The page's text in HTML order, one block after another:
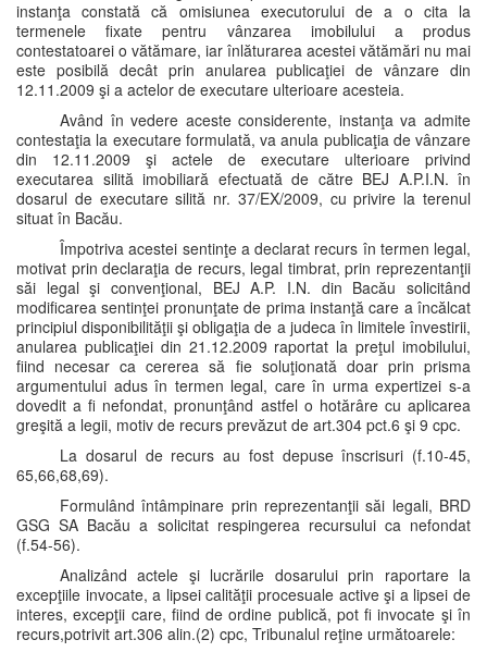
instanţa constată că omisiunea executorului de a o cita la
termenele fixate pentru vânzarea imobilului a produs
contestatoarei o vătămare, iar înlăturarea acestei vătămări nu mai
este posibilă decât prin anularea publicaţiei de vânzare din
12.11.2009 şi a actelor de executare ulterioare acesteia.
Având în vedere aceste considerente, instanţa va admite
contestaţia la executare formulată, va anula publicaţia de vânzare
din 12.11.2009 şi actele de executare ulterioare privind
executarea silită imobiliară efectuată de către BEJ A.P.I.N. în
dosarul de executare silită nr. 37/EX/2009, cu privire la terenul
situat în Bacău.
Împotriva acestei sentinţe a declarat recurs în termen legal,
motivat prin declaraţia de recurs, legal timbrat, prin reprezentanţii
săi legal şi convenţional, BEJ A.P. I.N. din Bacău solicitând
modificarea sentinţei pronunţate de prima instanţă care a încălcat
principiul disponibilităţii şi obligaţia de a judeca în limitele învestirii,
anularea publicaţiei din 21.12.2009 raportat la preţul imobilului,
fiind necesar ca cererea să fie soluţionată doar prin prisma
argumentului adus în termen legal, care în urma expertizei s-a
dovedit a fi nefondat, pronunţând astfel o hotărâre cu aplicarea
greşită a legii, motiv de recurs prevăzut de art.304 pct.6 şi 9 cpc.
La dosarul de recurs au fost depuse înscrisuri (f.10-45,
65,66,68,69).
Formulând întâmpinare prin reprezentanţii săi legali, BRD
GSG SA Bacău a solicitat respingerea recursului ca nefondat
(f.54-56).
Analizând actele şi lucrările dosarului prin raportare la
excepţiile invocate, a lipsei calităţii procesuale active şi a lipsei de
interes, excepţii care, fiind de ordine publică, pot fi invocate şi în
recurs,potrivit art.306 alin.(2) cpc, Tribunalul reţine următoarele: